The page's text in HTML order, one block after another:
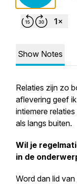
Show Notes
Relaties zijn zo
aflevering geef
intiemere
als langs buiten.
Wil je
in de
Word dan lid van